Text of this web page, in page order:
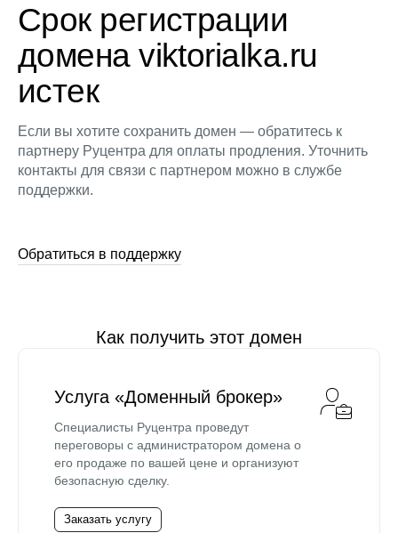
Срок регистрации
домена viktorialka.ru
истек
Если вы хотите сохранить домен — обратитесь к
партнеру Руцентра для оплаты продления. Уточнить
контакты для связи с партнером можно в службе
поддержки.
Обратиться в поддержку
Как получить этот домен
Услуга «Доменный брокер»
Специалисты Руцентра проведут
переговоры с администратором домена о
его продаже по вашей цене и организуют
безопасную сделку.
Заказать услугу